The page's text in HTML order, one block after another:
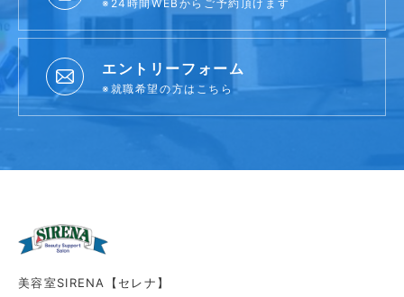
※24時間WEBからご予約頂けます
エントリーフォーム
※就職希望の方はこちら
美容室SIRENA【セレナ】